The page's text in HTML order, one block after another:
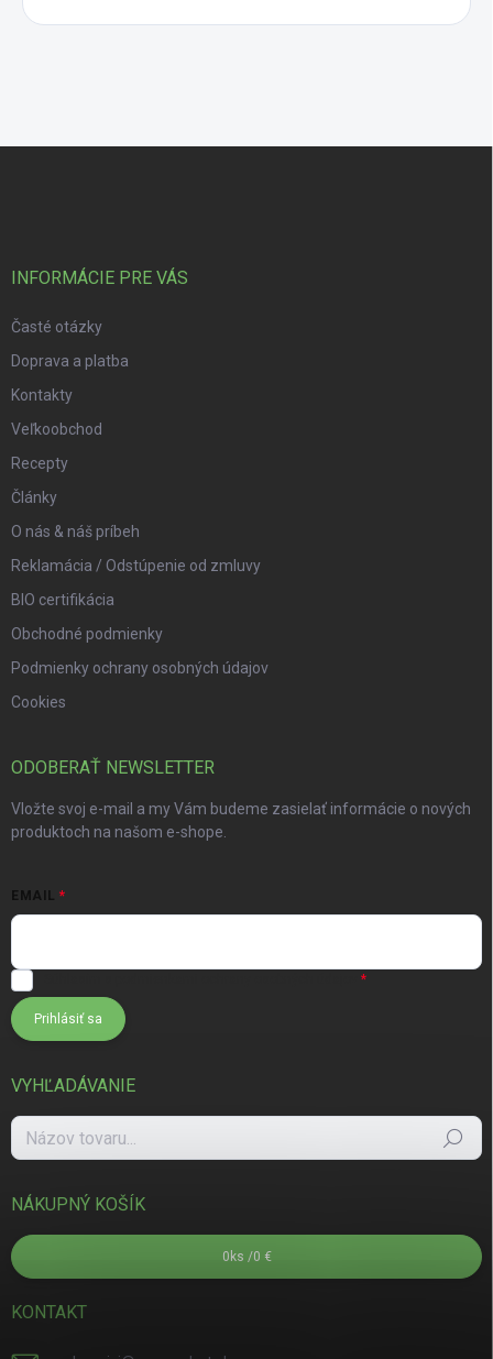
INFORMÁCIE PRE VÁS
Časté otázky
Doprava a platba
Kontakty
Veľkoobchod
Recepty
Články
O nás & náš príbeh
Reklamácia / Odstúpenie od zmluvy
BIO certifikácia
Obchodné podmienky
Podmienky ochrany osobných údajov
Cookies
ODOBERAŤ NEWSLETTER
Vložte svoj e-mail a my Vám budeme zasielať informácie o nových
produktoch na našom e-shope.
EMAIL
Prihlásiť sa
VYHĽADÁVANIE
Hľadať
NÁKUPNÝ KOŠÍK
0 ks /0 €
KONTAKT